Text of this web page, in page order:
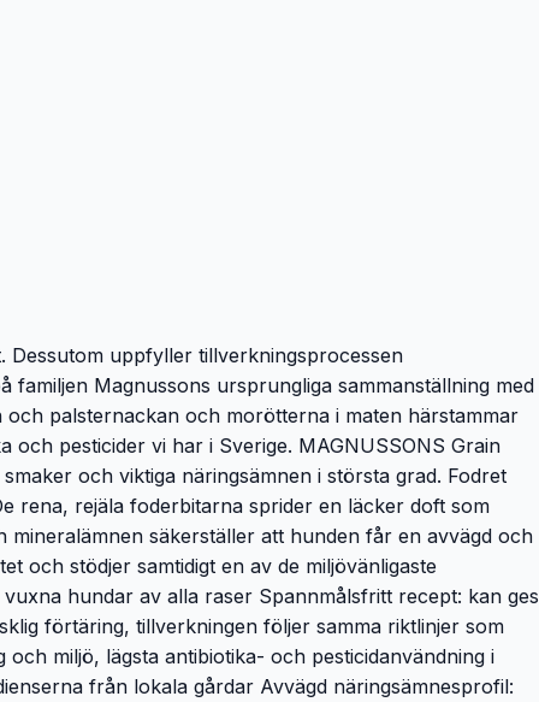
Dessutom uppfyller tillverkningsprocessen
Magnussons ursprungliga sammanställning med
palsternackan och morötterna i maten härstammar
pesticider vi har i Sverige. MAGNUSSONS Grain
och viktiga näringsämnen i största grad. Fodret
rena, rejäla foderbitarna sprider en läcker doft som
säkerställer att hunden får en avvägd och
och stödjer samtidigt en av de miljövänligaste
hundar av alla raser Spannmålsfritt recept: kan ges
förtäring, tillverkningen följer samma riktlinjer som
miljö, lägsta antibiotika- och pesticidanvändning i
från lokala gårdar Avvägd näringsämnesprofil: